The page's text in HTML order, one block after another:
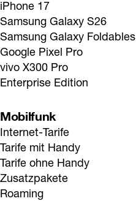
iPhone 17
Samsung Galaxy S26
Samsung Galaxy Foldables
Google Pixel Pro
vivo X300 Pro
Enterprise Edition
Mobilfunk
Internet-Tarife
Tarife mit Handy
Tarife ohne Handy
Zusatzpakete
Roaming